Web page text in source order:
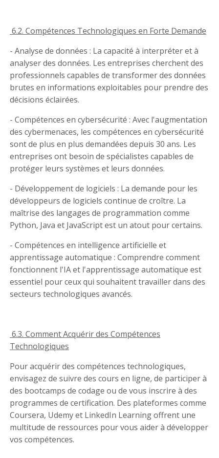
6.2. Compétences Technologiques en Forte Demande
- Analyse de données : La capacité à interpréter et à
analyser des données. Les entreprises cherchent des
professionnels capables de transformer des données
brutes en informations exploitables pour prendre des
décisions éclairées.
- Compétences en cybersécurité : Avec l'augmentation
des cybermenaces, les compétences en cybersécurité
sont de plus en plus demandées depuis 30 ans. Les
entreprises ont besoin de spécialistes capables de
protéger leurs systèmes et leurs données.
- Développement de logiciels : La demande pour les
développeurs de logiciels continue de croître. La
maîtrise des langages de programmation comme
Python, Java et JavaScript est un atout pour certains.
- Compétences en intelligence artificielle et
apprentissage automatique : Comprendre comment
fonctionnent l'IA et l'apprentissage automatique est
essentiel pour ceux qui souhaitent travailler dans des
secteurs technologiques avancés.
6.3. Comment Acquérir des Compétences
Technologiques
Pour acquérir des compétences technologiques,
envisagez de suivre des cours en ligne, de participer à
des bootcamps de codage ou de vous inscrire à des
programmes de certification. Des plateformes comme
Coursera, Udemy et LinkedIn Learning offrent une
multitude de ressources pour vous aider à développer
vos compétences.